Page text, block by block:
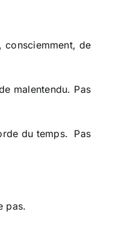
consciemment, de
malentendu. Pas
du temps. Pas
pas.